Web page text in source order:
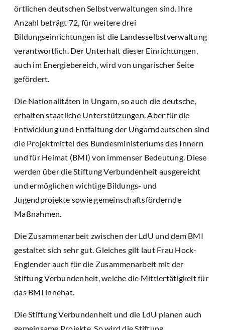
örtlichen deutschen Selbstverwaltungen sind. Ihre
Anzahl beträgt 72, für weitere drei
Bildungseinrichtungen ist die Landesselbstverwaltung
verantwortlich. Der Unterhalt dieser Einrichtungen,
auch im Energiebereich, wird von ungarischer Seite
gefördert.
Die Nationalitäten in Ungarn, so auch die deutsche,
erhalten staatliche Unterstützungen. Aber für die
Entwicklung und Entfaltung der Ungarndeutschen sind
die Projektmittel des Bundesministeriums des Innern
und für Heimat (BMI) von immenser Bedeutung. Diese
werden über die Stiftung Verbundenheit ausgereicht
und ermöglichen wichtige Bildungs- und
Jugendprojekte sowie gemeinschaftsfördernde
Maßnahmen.
Die Zusammenarbeit zwischen der LdU und dem BMI
gestaltet sich sehr gut. Gleiches gilt laut Frau Hock-
Englender auch für die Zusammenarbeit mit der
Stiftung Verbundenheit, welche die Mittlertätigkeit für
das BMI innehat.
Die Stiftung Verbundenheit und die LdU planen auch